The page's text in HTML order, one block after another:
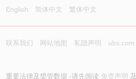
English 简体中文 繁体中文
联系我们 网站地图 私隐声明 ubs.com
重要法律及槼管数据 -请先阅读 免责声明 及